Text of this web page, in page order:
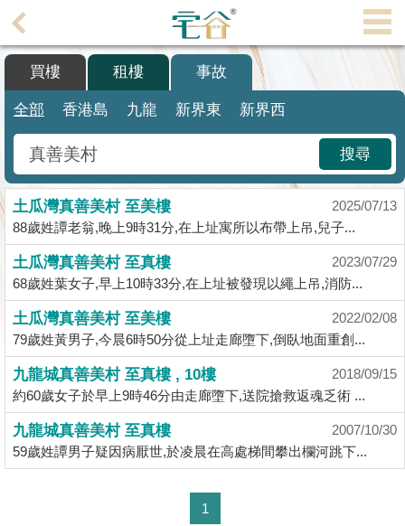
理
主
搵
樓/
成
交
業
主
放
盤
宅
谷
按
揭
地
買樓 租樓 事故
全部 香港島 九龍 新界東 新界西
搜尋
土瓜灣真善美村 至美樓
2025/07/13
88歲姓譚老翁,晚上9時31分,在上址寓所以布帶上吊,兒子...
土瓜灣真善美村 至真樓
2023/07/29
68歲姓葉女子,早上10時33分,在上址被發現以繩上吊,消防...
土瓜灣真善美村 至美樓
2022/02/08
79歲姓黃男子,今晨6時50分從上址走廊墮下,倒臥地面重創...
九龍城真善美村 至真樓 , 10樓
2018/09/15
約60歲女子於早上9時46分由走廊墮下,送院搶救返魂乏術 ...
九龍城真善美村 至真樓
2007/10/30
59歲姓譚男子疑因病厭世,於凌晨在高處梯間攀出欄河跳下...
1